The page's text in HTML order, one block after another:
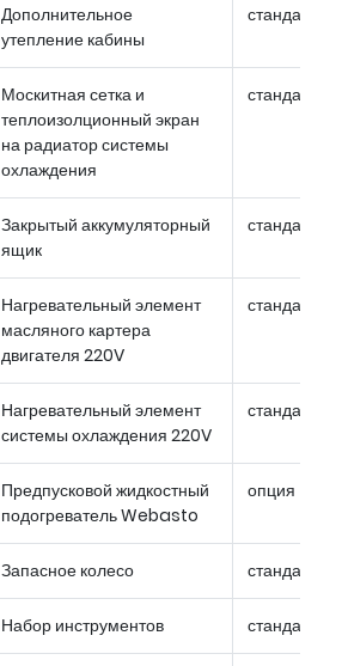
Дополнительное
утепление кабины
стандарт
Москитная сетка и
теплоизолционный экран
на радиатор системы
охлаждения
стандарт
Закрытый аккумуляторный
ящик
стандарт
Нагревательный элемент
масляного картера
двигателя 220V
стандарт
Нагревательный элемент
системы охлаждения 220V
стандарт
Предпусковой жидкостный
подогреватель Webasto
опция
Запасное колесо стандарт
Набор инструментов стандарт